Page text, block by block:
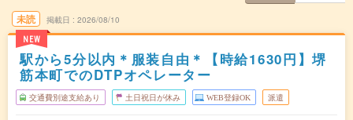
未読
NEW
掲載日 2026/08/10
駅から5分以内＊服装自由＊【時給1630円】堺
筋本町でのDTPオペレーター
交通費別途支給あり 土日祝日が休み WEB登録OK 派遣